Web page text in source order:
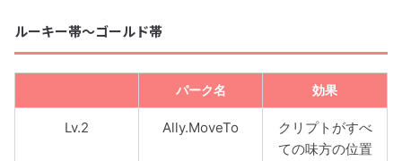
ルーキー帯〜ゴールド帯
パーク名 効果
Lv.2 Ally.MoveTo
クリプトがすべ
ての味方の位置